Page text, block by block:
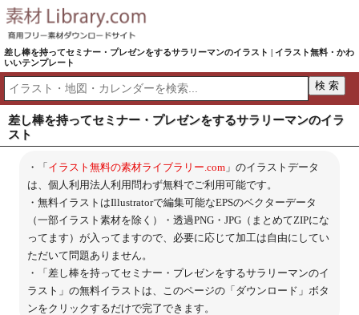
差し棒を持ってセミナー・プレゼンをするサラリーマンのイラスト | イラスト無料・かわ
いいテンプレート
差し棒を持ってセミナー・プレゼンをするサラリーマンのイラ
スト
・「イラスト無料の素材ライブラリー.com」のイラストデータ
は、個人利用法人利用問わず無料でご利用可能です。
・無料イラストはIllustratorで編集可能なEPSのベクターデータ
（一部イラスト素材を除く）・透過PNG・JPG（まとめてZIPにな
ってます）が入ってますので、必要に応じて加工は自由にしてい
ただいて問題ありません。
・「差し棒を持ってセミナー・プレゼンをするサラリーマンのイ
ラスト」の無料イラストは、このページの「ダウンロード」ボタ
ンをクリックするだけで完了できます。